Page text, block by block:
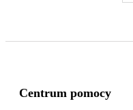
Centrum pomocy